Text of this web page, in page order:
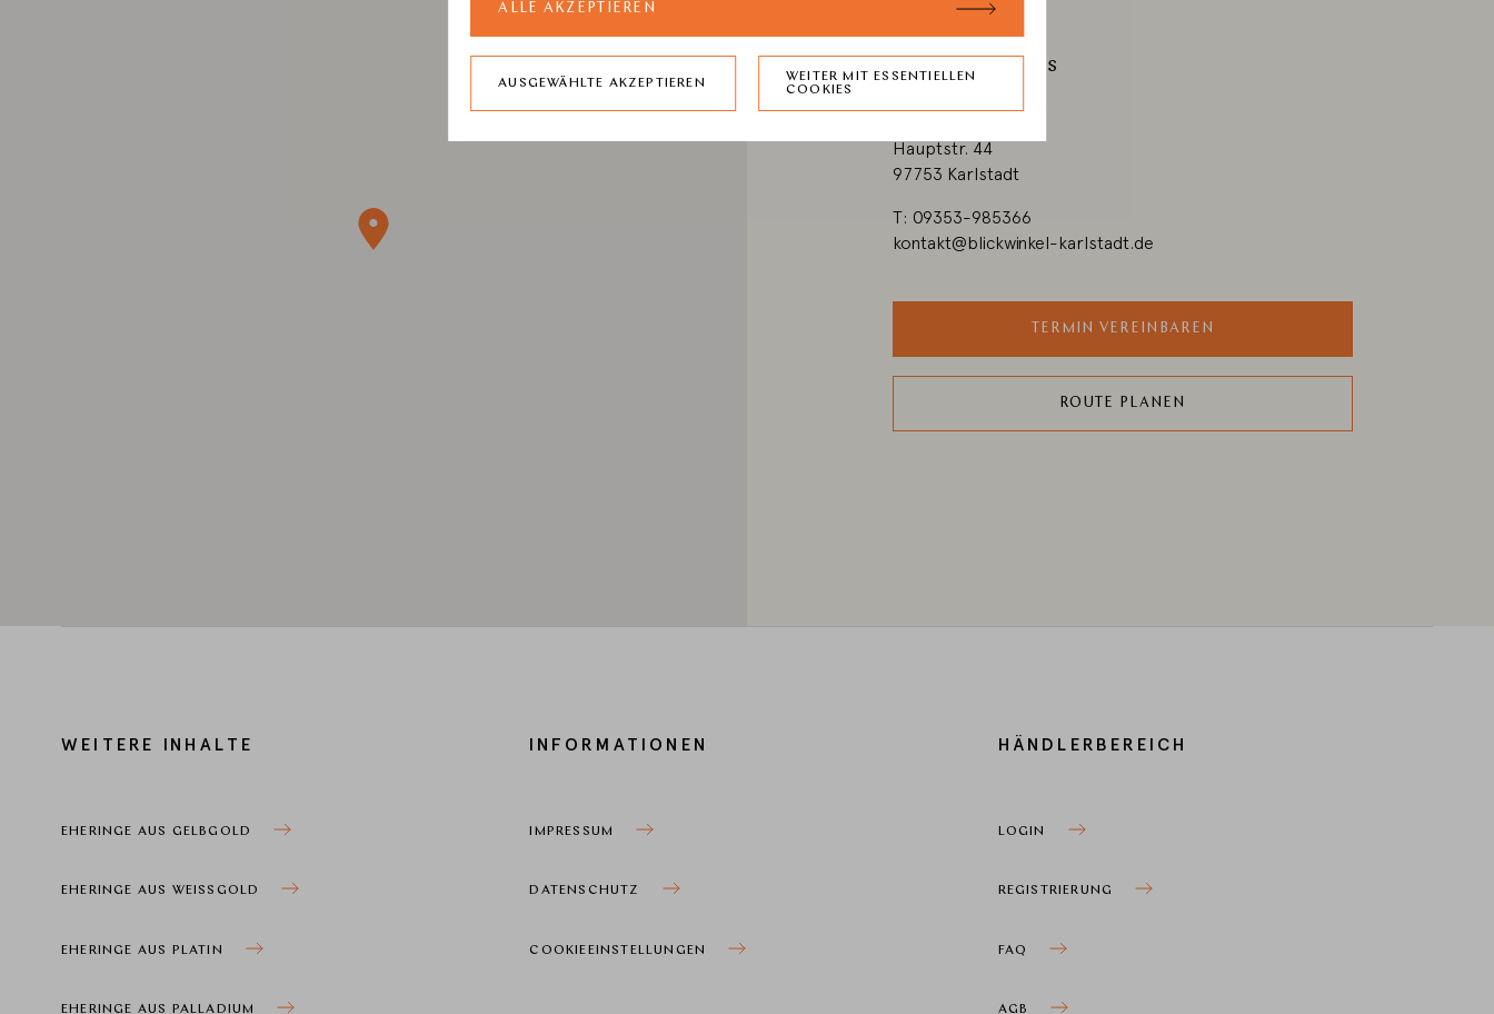
Besuchen Sie uns
Hauptstr. 44
97753 Karlstadt
T: 09353-985366
kontakt@blickwinkel-karlstadt.de
TERMIN VEREINBAREN
ROUTE PLANEN
WEITERE INHALTE
EHERINGE AUS GELBGOLD
EHERINGE AUS WEISSGOLD
EHERINGE AUS PLATIN
EHERINGE AUS PALLADIUM
INFORMATIONEN
IMPRESSUM
DATENSCHUTZ
COOKIEEINSTELLUNGEN
HÄNDLERBEREICH
LOGIN
REGISTRIERUNG
FAQ
AGB
ALLE AKZEPTIEREN
AUSGEWÄHLTE AKZEPTIEREN
WEITER MIT ESSENTIELLEN
COOKIES